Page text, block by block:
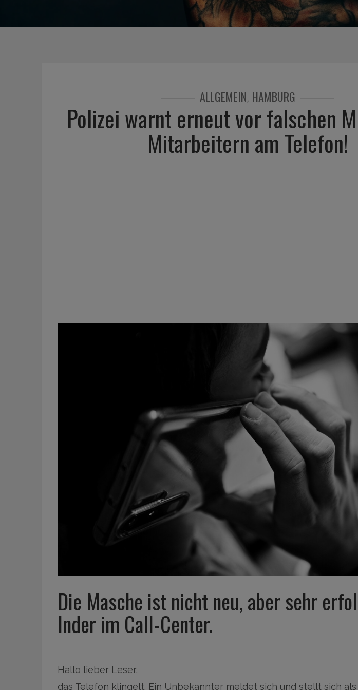
ALLGEMEIN, HAMBURG
Polizei warnt erneut vor falschen
Mitarbeitern am Telefon!
Die Masche ist nicht neu, aber sehr
Inder im Call-Center.
Hallo lieber Leser,
das Telefon klingelt. Ein Unbekannter meldet sich und stellt sich